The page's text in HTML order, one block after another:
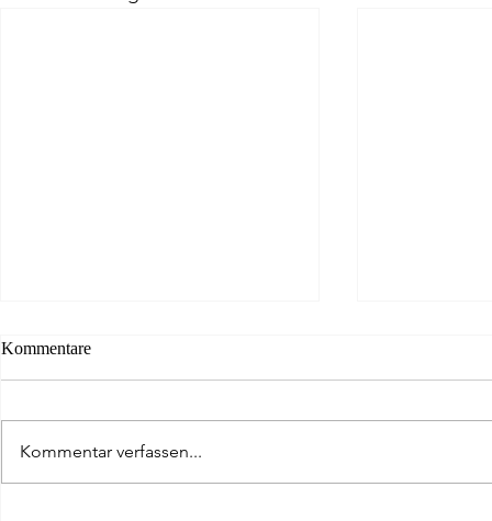
Kommentare
Kommentar verfassen...